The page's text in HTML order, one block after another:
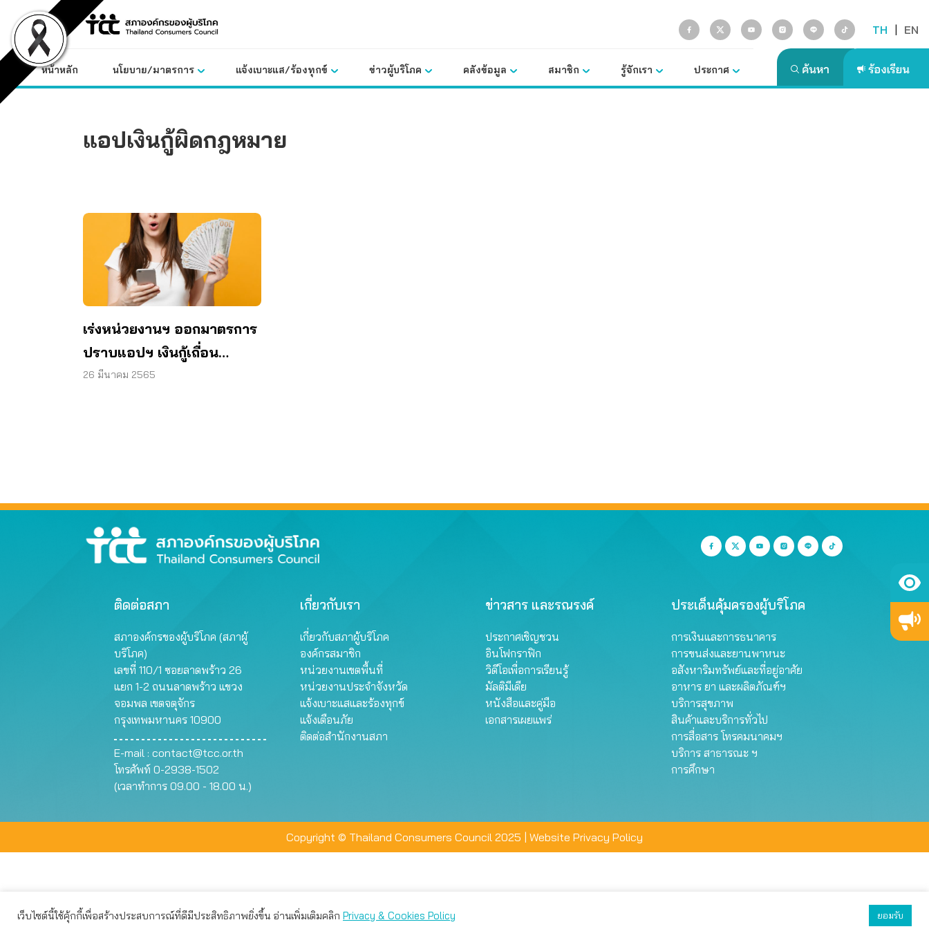
content
TH | EN
หน้าหลัก นโยบาย/มาตรการ แจ้งเบาะแส/ร้องทุกข์ ข่าวผู้บริโภค คลังข้อมูล สมาชิก รู้จักเรา ประกาศ
แอปเงินกู้ผิดกฎหมาย
เร่งหน่วยงานฯ ออกมาตรการ
ปราบแอปฯ เงินกู้เถื่อน
ออนไลน์
26 มีนาคม 2565
ติดต่อสภา
สภาองค์กรของผู้บริโภค (สภาผู้
บริโภค)
เลขที่ 110/1 ซอยลาดพร้าว 26
แยก 1-2 ถนนลาดพร้าว แขวง
จอมพล เขตจตุจักร
กรุงเทพมหานคร 10900
E-mail : contact@tcc.or.th
โทรศัพท์ 0-2938-1502
(เวลาทำการ 09.00 - 18.00 น.)
เกี่ยวกับเรา
เกี่ยวกับสภาผู้บริโภค
องค์กรสมาชิก
หน่วยงานเขตพื้นที่
หน่วยงานประจำจังหวัด
แจ้งเบาะแสและร้องทุกข์
แจ้งเตือนภัย
ติดต่อสำนักงานสภา
ข่าวสาร และรณรงค์
ประกาศเชิญชวน
อินโฟกราฟิก
วิดีโอเพื่อการเรียนรู้
มัลติมีเดีย
หนังสือและคู่มือ
เอกสารเผยแพร่
ประเด็นคุ้มครองผู้บริโภค
การเงินและการธนาคาร
การขนส่งและยานพาหนะ
อสังหาริมทรัพย์และที่อยู่อาศัย
อาหาร ยา และผลิตภัณฑ์ฯ
บริการสุขภาพ
สินค้าและบริการทั่วไป
การสื่อสาร โทรคมนาคมฯ
บริการ สาธารณะ ฯ
การศึกษา
Copyright © Thailand Consumers Council 2025 | Website Privacy Policy
เว็บไซต์นี้ใช้คุ้กกี้เพื่อสร้างประสบการณ์ที่ดีมีประสิทธิภาพยิ่งขึ้น อ่านเพิ่มเติมคลิก Privacy & Cookies Policy ยอมรับ
เว็บไซต์นี้ใช้คุกกี้เพื่อมอบประสบการณ์การใช้งานที่ดีให้แก่ท่าน คุณสามารถเลือกตั้งค่าความเป็นส่วนตัวได้